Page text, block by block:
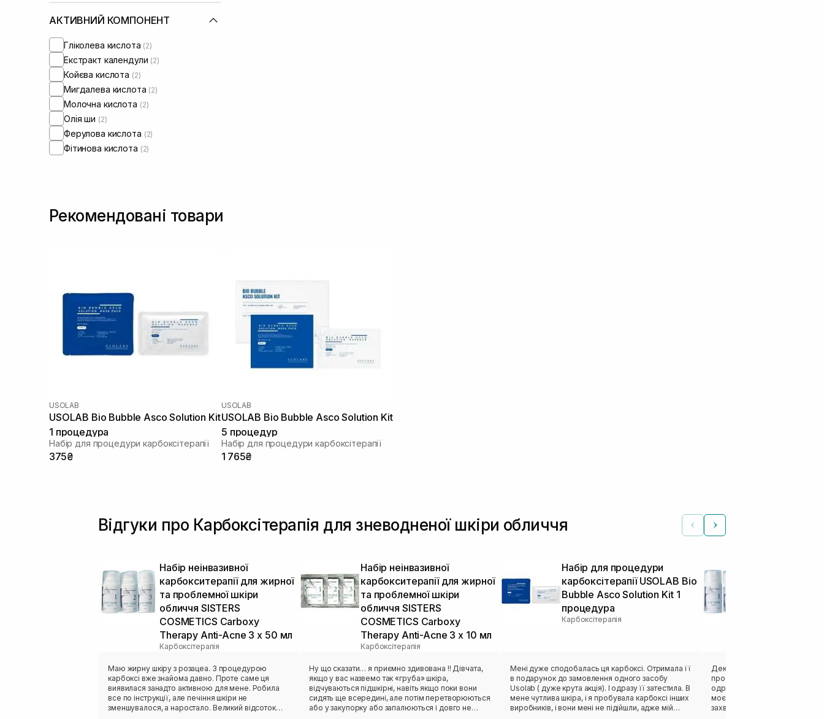
АКТИВНИЙ КОМПОНЕНТ
Гліколева кислота (2)
Екстракт календули (2)
Койєва кислота (2)
Мигдалева кислота (2)
Молочна кислота (2)
Олія ши (2)
Ферулова кислота (2)
Фітинова кислота (2)
Рекомендовані товари
USOLAB
USOLAB Bio Bubble Asco Solution Kit
1 процедура
Набір для процедури карбоксітерапії
375₴
USOLAB
USOLAB Bio Bubble Asco Solution Kit
5 процедур
Набір для процедури карбоксітерапії
1 765₴
Відгуки про Карбоксітерапія для зневодненої шкіри обличчя
Набір неінвазивної
карбокситерапії для жирної
та проблемної шкіри
обличчя SISTERS
COSMETICS Carboxy
Therapy Anti-Acne 3 х 50 мл
Карбоксітерапія
Маю жирну шкіру з розацеа. З процедурою
карбоксі вже знайома давно. Проте саме ця
виявилася занадто активною для мене. Робила
все по інструкції, але печіння шкіри не
зменшувалося, а наростало. Великий відсоток
Набір неінвазивної
карбокситерапії для жирної
та проблемної шкіри
обличчя SISTERS
COSMETICS Carboxy
Therapy Anti-Acne 3 х 10 мл
Карбоксітерапія
Ну що сказати… я приємно здивована !! Дівчата,
якщо у вас назвемо так «груба» шкіра,
відчуваються підшкірні, навіть якщо поки вони
сидять ще всередині, але потім перетворюються
або у закупорку або запалюються і довго не
Набір для процедури
карбоксітерапії USOLAB Bio
Bubble Asco Solution Kit 1
процедура
Карбоксітерапія
Мені дуже сподобалась ця карбоксі. Отримала її
в подарунок до замовлення одного засобу
Usolab ( дуже крута акція). І одразу її затестила. В
мене чутлива шкіра, і я пробувала карбоксі інших
виробників, і вони мені не підійшли, адже мій
Декілька разів купувала
проблемної шкіри, але коли
одразу взяла
моєї комбінованої шкіри це
захваті від того, наскільки